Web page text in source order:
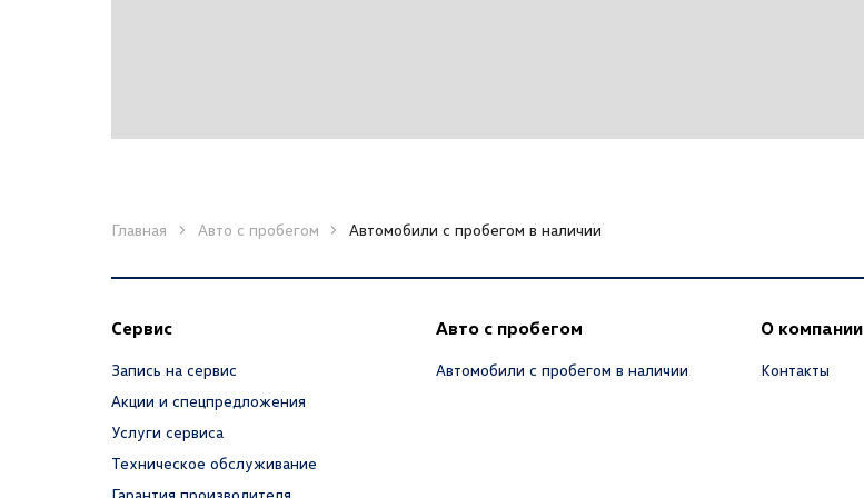
Главная Авто с пробегом Автомобили с пробегом в наличии
Сервис
Запись на сервис
Акции и спецпредложения
Услуги сервиса
Техническое обслуживание
Авто с пробегом
Автомобили с пробегом в наличии
О компании
Контакты